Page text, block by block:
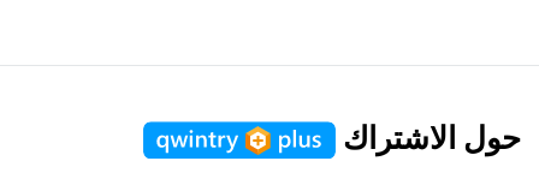
حول الاشتراك